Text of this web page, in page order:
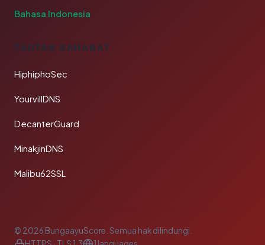
Bahasa Indonesia
TAUTAN SAHABAT
HiphiphoSec
YourvillDNS
DecanterGuard
MinakjinDNS
Malibu62SSL
© 2026 BungaayuScore. Semua hak dilindungi.